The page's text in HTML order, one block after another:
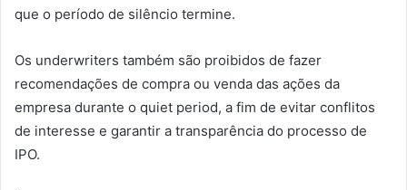
que o período de silêncio termine.
Os underwriters também são proibidos de fazer
recomendações de compra ou venda das ações da
empresa durante o quiet period, a fim de evitar conflitos
de interesse e garantir a transparência do processo de
IPO.